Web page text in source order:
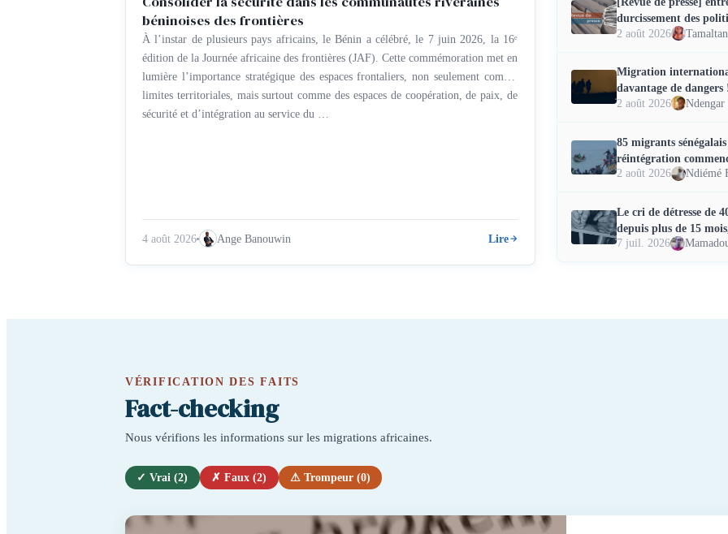
béninoises des frontières
À l’instar de plusieurs pays africains, le Bénin a célébré, le 7 juin 2026, la 16ᵉ
édition de la Journée africaine des frontières (JAF). Cette commémoration met en
lumière l’importance stratégique des espaces frontaliers, non seulement comme
limites territoriales, mais surtout comme des espaces de coopération, de paix, de
sécurité et d’intégration au service du …
4 août 2026 Ange Banouwin Lire
durcissement des
2 août 2026
Migration
davantage de dangers
2 août 2026
Ndengar
85 migrants
réintégration
2 août 2026
Ndiémé
Le cri de détresse de
depuis plus de 15
7 juil. 2026
VÉRIFICATION DES FAITS
Fact-checking
Nous vérifions les informations sur les migrations africaines.
✓ Vrai (2) ✗ Faux (2) ⚠ Trompeur (0)